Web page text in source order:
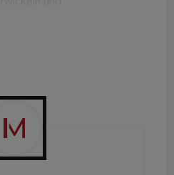
und aktiv
der Landtag einem
Maria Hochgruber
Jasmin Ladurner von